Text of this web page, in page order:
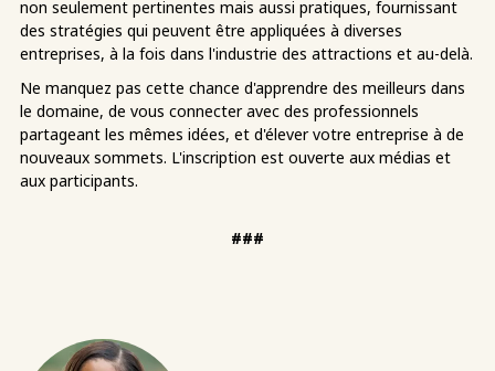
non seulement pertinentes mais aussi pratiques, fournissant
des stratégies qui peuvent être appliquées à diverses
entreprises, à la fois dans l'industrie des attractions et au-delà.
Ne manquez pas cette chance d'apprendre des meilleurs dans
le domaine, de vous connecter avec des professionnels
partageant les mêmes idées, et d'élever votre entreprise à de
nouveaux sommets. L'inscription est ouverte aux médias et
aux participants.
###